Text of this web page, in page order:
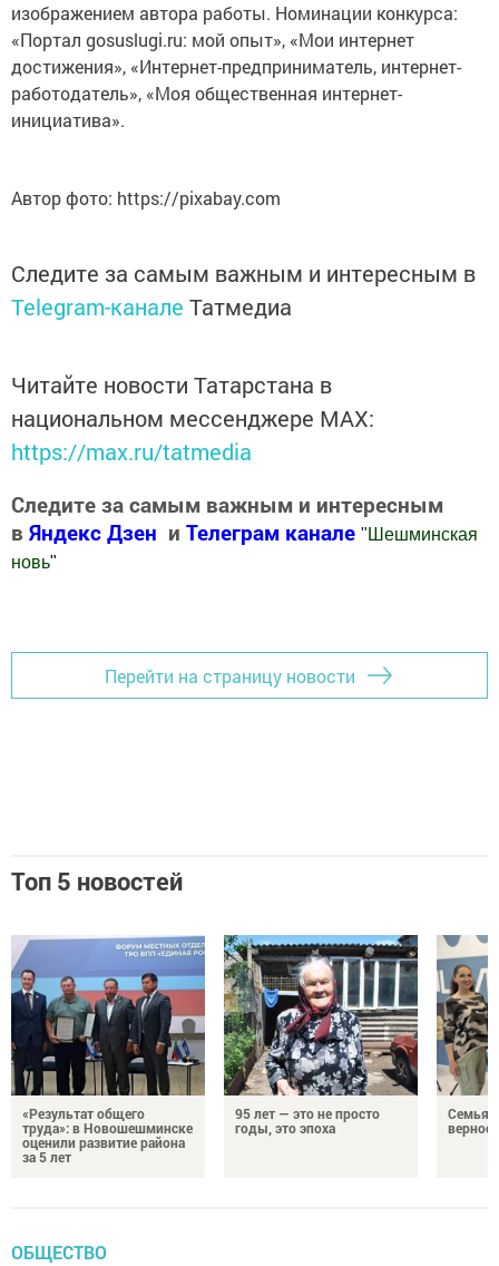
изображением автора работы. Номинации конкурса:
«Портал gosuslugi.ru: мой опыт», «Мои интернет
достижения», «Интернет-предприниматель, интернет-
работодатель», «Моя общественная интернет-
инициатива».
Автор фото: https://pixabay.com
Следите за самым важным и интересным в
Telegram-канале Татмедиа
Читайте новости Татарстана в
национальном мессенджере MАХ:
https://max.ru/tatmedia
Следите за самым важным и интересным
в Яндекс Дзен и Телеграм канале "Шешминская
новь"
Перейти на страницу новости
Топ 5 новостей
«Результат общего
труда»: в Новошешминске
оценили развитие района
за 5 лет
95 лет — это не просто
годы, это эпоха
Семья
ОБЩЕСТВО